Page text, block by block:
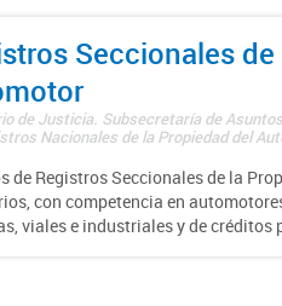
Seccionales
de Justicia. Subsecretaría de
Nacionales de la Propiedad del
de Registros Seccionales de la
con competencia en
viales e industriales y de créditos